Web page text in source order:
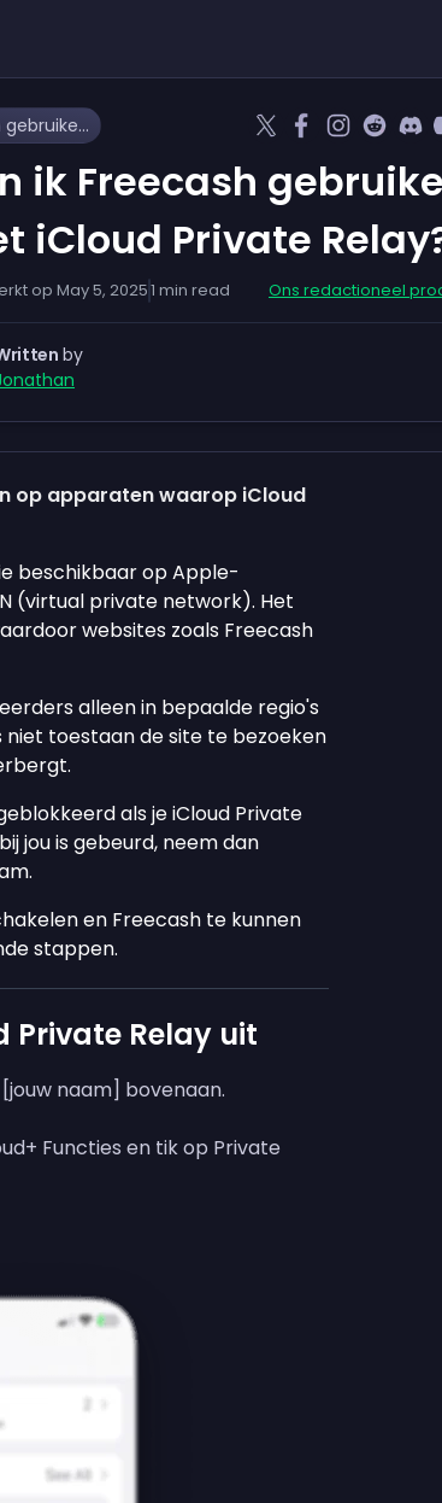
Kan ik Freecash gebruiken met iCloud Private Relay?
ik Freecash
iCloud Private
op May 5, 20251 min read Ons redactioneel
by
op apparaten waarop iCloud
beschikbaar op Apple-
(virtual private network). Het
websites zoals Freecash
alleen in bepaalde regio's
niet toestaan de site te bezoeken
als je iCloud Private
jou is gebeurd, neem dan
en Freecash te kunnen
stappen.
Private Relay uit
naam] bovenaan.
Functies en tik op Private